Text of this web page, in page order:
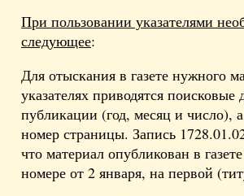
При пользовании указателями
следующее:
Для отыскания в газете нужного
указателях приводятся поисковые
публикации (год, месяц и число),
номер страницы. Запись
что материал опубликован в
номере от 2 января, на первой